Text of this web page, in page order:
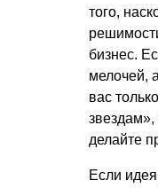
того,
бизнес.
мелочей,
вас
звездам»,
делайте
Если